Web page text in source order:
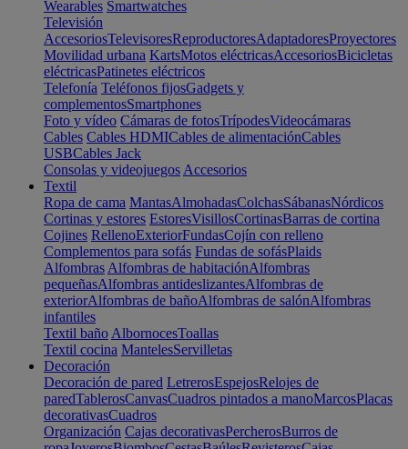
Wearables Smartwatches
Televisión
AccesoriosTelevisoresReproductoresAdaptadoresProyectores
Movilidad urbana KartsMotos eléctricasAccesoriosBicicletas
eléctricasPatinetes eléctricos
Telefonía Teléfonos fijosGadgets y
complementosSmartphones
Foto y vídeo Cámaras de fotosTrípodesVideocámaras
Cables Cables HDMICables de alimentaciónCables
USBCables Jack
Consolas y videojuegos Accesorios
Textil
Ropa de cama MantasAlmohadasColchasSábanasNórdicos
Cortinas y estores EstoresVisillosCortinasBarras de cortina
Cojines RellenoExteriorFundasCojín con relleno
Complementos para sofás Fundas de sofásPlaids
Alfombras Alfombras de habitaciónAlfombras
pequeñasAlfombras antideslizantesAlfombras de
exteriorAlfombras de bañoAlfombras de salónAlfombras
infantiles
Textil baño AlbornocesToallas
Textil cocina MantelesServilletas
Decoración
Decoración de pared LetrerosEspejosRelojes de
paredTablerosCanvasCuadros pintados a manoMarcosPlacas
decorativasCuadros
Organización Cajas decorativasPercherosBurros de